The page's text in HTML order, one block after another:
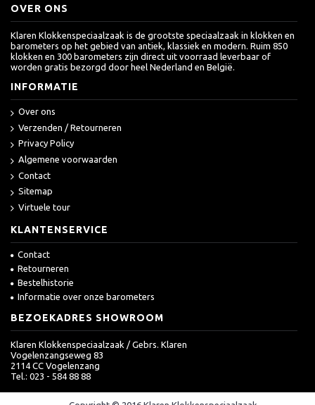
OVER ONS
Klaren Klokkenspeciaalzaak is de grootste speciaalzaak in klokken en
barometers op het gebied van antiek, klassiek en modern. Ruim 850
klokken en 300 barometers zijn direct uit voorraad leverbaar of
worden gratis bezorgd door heel Nederland en België.
INFORMATIE
Over ons
Verzenden / Retourneren
Privacy Policy
Algemene voorwaarden
Contact
Sitemap
Virtuele tour
KLANTENSERVICE
Contact
Retourneren
Bestelhistorie
Informatie over onze barometers
BEZOEKADRES SHOWROOM
Klaren Klokkenspeciaalzaak / Gebrs. Klaren
Vogelenzangseweg 83
2114 CC Vogelenzang
Tel.: 023 - 584 88 88